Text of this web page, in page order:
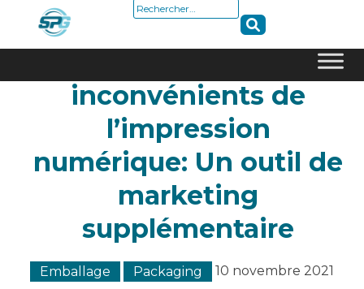
Rechercher :
inconvénients de
l’impression
numérique: Un outil de
marketing
supplémentaire
Emballage Packaging 10 novembre 2021